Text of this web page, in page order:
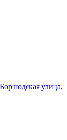
улица,